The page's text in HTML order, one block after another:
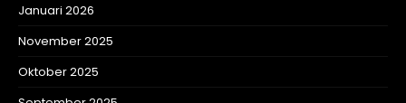
Januari 2026
November 2025
Oktober 2025